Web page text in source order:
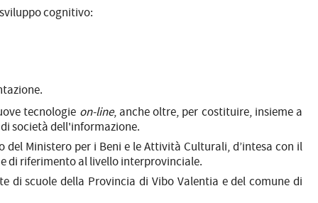
cognitivo:
tecnologie on-line, anche oltre, per costituire, insieme a
società dell'informazione.
Ministero per i Beni e le Attività Culturali, d’intesa con il
di riferimento al livello interprovinciale.
di scuole della Provincia di Vibo Valentia e del comune di